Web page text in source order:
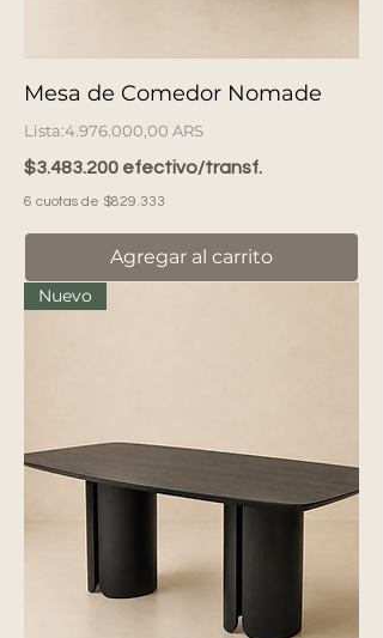
Mesa de Comedor Nomade
Precio4.976.000,00 ARS
$3.483.200 efectivo/transf.
6 cuotas de $829.333
Agregar al carrito
Nuevo